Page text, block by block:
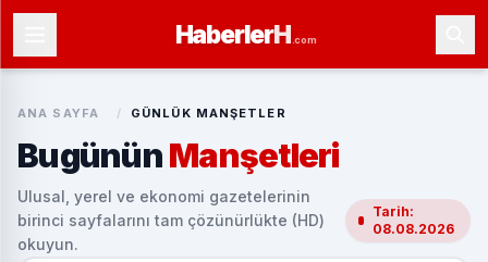
HaberlerH .com
ANA SAYFA / GÜNLÜK MANŞETLER
BugününManşetleri
Ulusal, yerel ve ekonomi gazetelerinin
birinci sayfalarını tam çözünürlükte (HD)
okuyun.
Tarih:
08.08.2026